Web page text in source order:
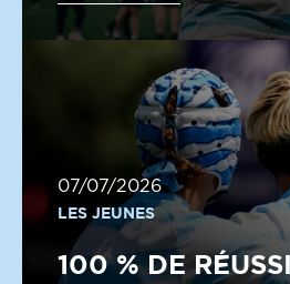
07/07/2026
LES JEUNES
100 % DE